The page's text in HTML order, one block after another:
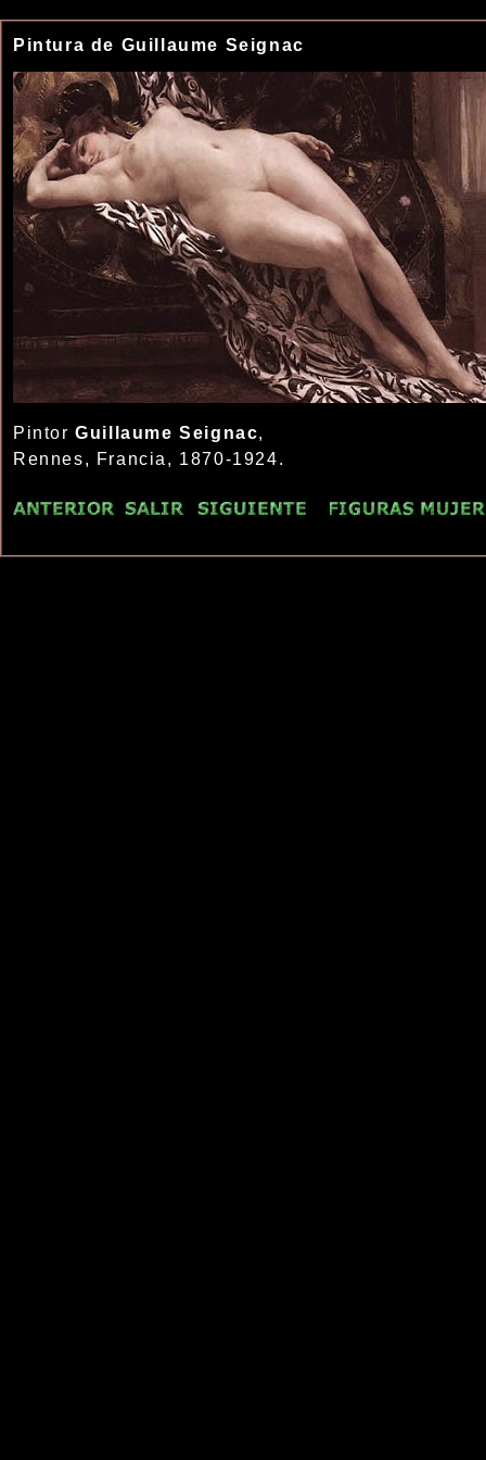
Pintura de Guillaume Seignac
PintorGuillaume Seignac,
Rennes, Francia, 1870-1924.